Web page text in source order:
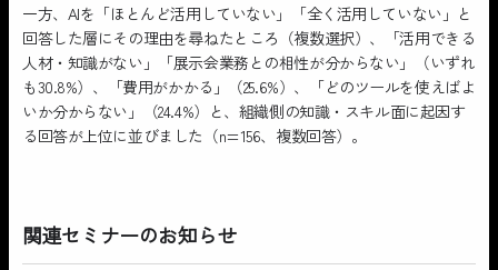
一方、AIを「ほとんど活用していない」「全く活用していない」と
回答した層にその理由を尋ねたところ（複数選択）、「活用できる
人材・知識がない」「展示会業務との相性が分からない」（いずれ
も30.8%）、「費用がかかる」（25.6%）、「どのツールを使えばよ
いか分からない」（24.4%）と、組織側の知識・スキル面に起因す
る回答が上位に並びました（n=156、複数回答）。
関連セミナーのお知らせ